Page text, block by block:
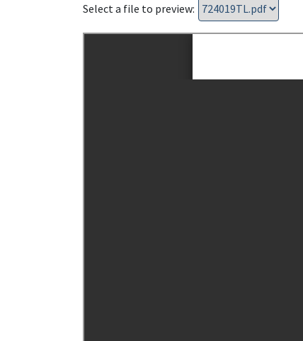
Select a file to preview: